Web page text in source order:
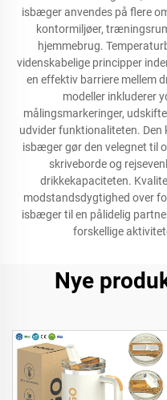
isbæger anvendes på flere
kontormiljøer,
hjemmebrug.
videnskabelige principper
en effektiv barriere mellem
modeller inkluderer
målingsmarkeringer,
udvider funktionaliteten.
isbæger gør den velegnet til
skriveborde og
drikkekapaciteten.
modstandsdygtighed over
isbæger til en pålidelig
forskellige
Nye